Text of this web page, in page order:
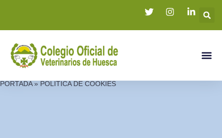
PORTADA» POLÍTICA DE COOKIES